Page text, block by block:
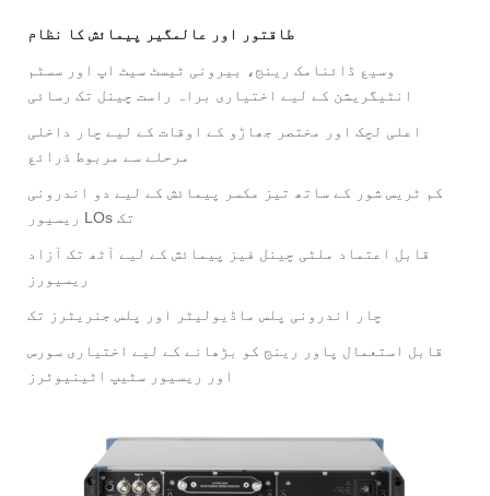
طاقتور اور عالمگیر پیمائش کا نظام
وسیع ڈائنامک رینج، بیرونی ٹیسٹ سیٹ اپ اور سسٹم
انٹیگریشن کے لیے اختیاری براہ راست چینل تک رسائی
اعلی لچک اور مختصر جھاڑو کے اوقات کے لیے چار داخلی
مرحلے سے مربوط ذرائع
کم ٹریس شور کے ساتھ تیز مکسر پیمائش کے لیے دو اندرونی
ریسیور LOs تک
قابل اعتماد ملٹی چینل فیز پیمائش کے لیے آٹھ تک آزاد
ریسیورز
چار اندرونی پلس ماڈیولیٹر اور پلس جنریٹرز تک
قابل استعمال پاور رینج کو بڑھانے کے لیے اختیاری سورس
اور ریسیور سٹیپ اٹینیوٹرز